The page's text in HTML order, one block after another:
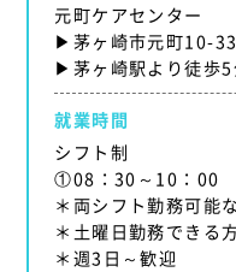
元町ケアセンター
▶茅ヶ崎市元町10-33
▶茅ヶ崎駅より徒歩5
就業時間
シフト制
①08：30～10：00
＊両シフト勤務可能
＊土曜日勤務できる
＊週3日～歓迎